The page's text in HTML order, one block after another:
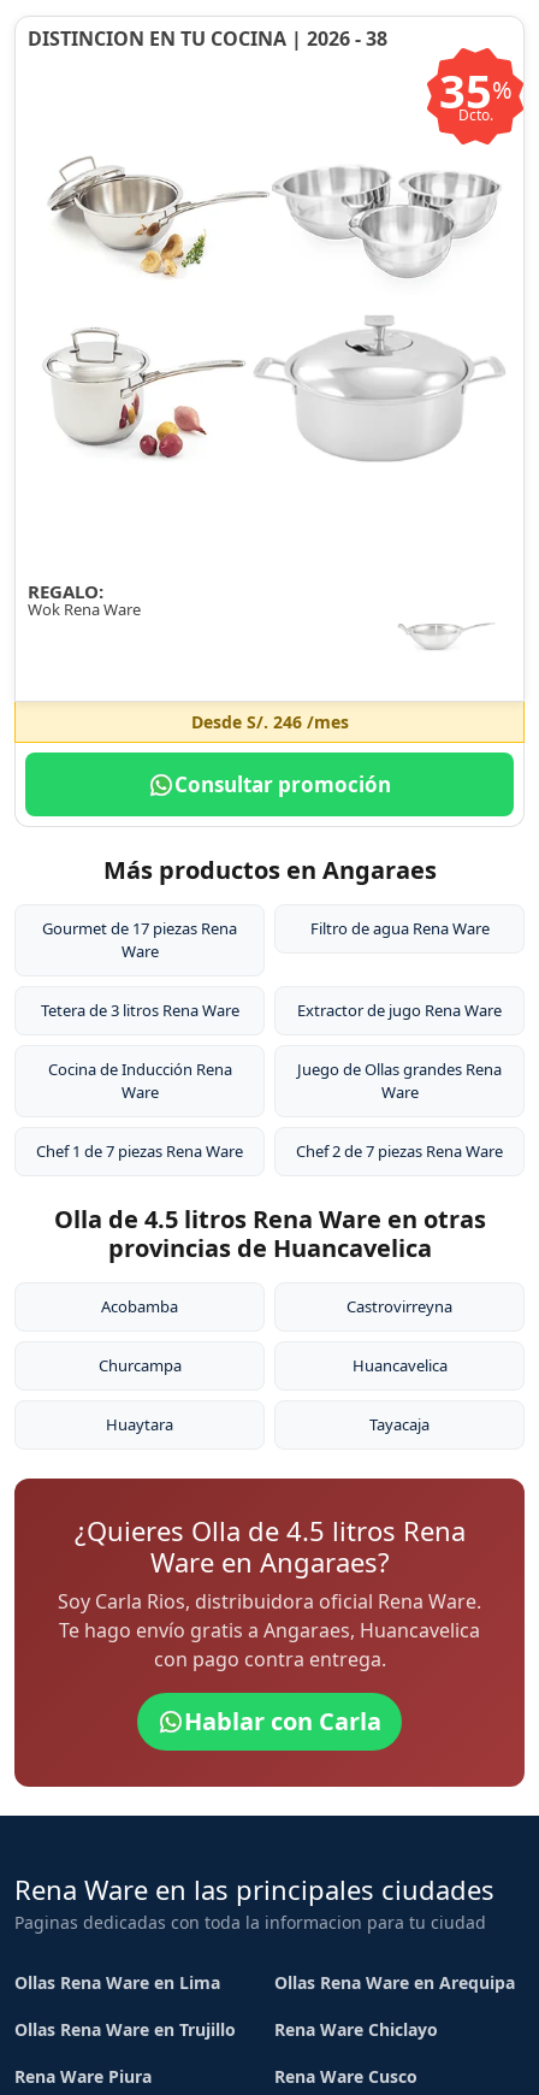
DISTINCION EN TU COCINA | 2026 - 38
35%
Dcto.
REGALO:
Wok Rena Ware
Desde S/. 246/mes
Consultar promoción
Más productos en Angaraes
Gourmet de 17 piezas Rena
Ware
Filtro de agua Rena Ware
Tetera de 3 litros Rena Ware Extractor de jugo Rena Ware
Cocina de Inducción Rena
Ware
Juego de Ollas grandes Rena
Ware
Chef 1 de 7 piezas Rena Ware Chef 2 de 7 piezas Rena Ware
Olla de 4.5 litros Rena Ware en otras
provincias de Huancavelica
Acobamba Castrovirreyna
Churcampa Huancavelica
Huaytara Tayacaja
¿Quieres Olla de 4.5 litros Rena
Ware en Angaraes?
Soy Carla Rios, distribuidora oficial Rena Ware.
Te hago envío gratis a Angaraes, Huancavelica
con pago contra entrega.
Hablar con Carla
Rena Ware en las principales ciudades
Paginas dedicadas con toda la informacion para tu ciudad
Ollas Rena Ware en Lima Ollas Rena Ware en Arequipa
Ollas Rena Ware en Trujillo Rena Ware Chiclayo
Rena Ware Piura Rena Ware Cusco